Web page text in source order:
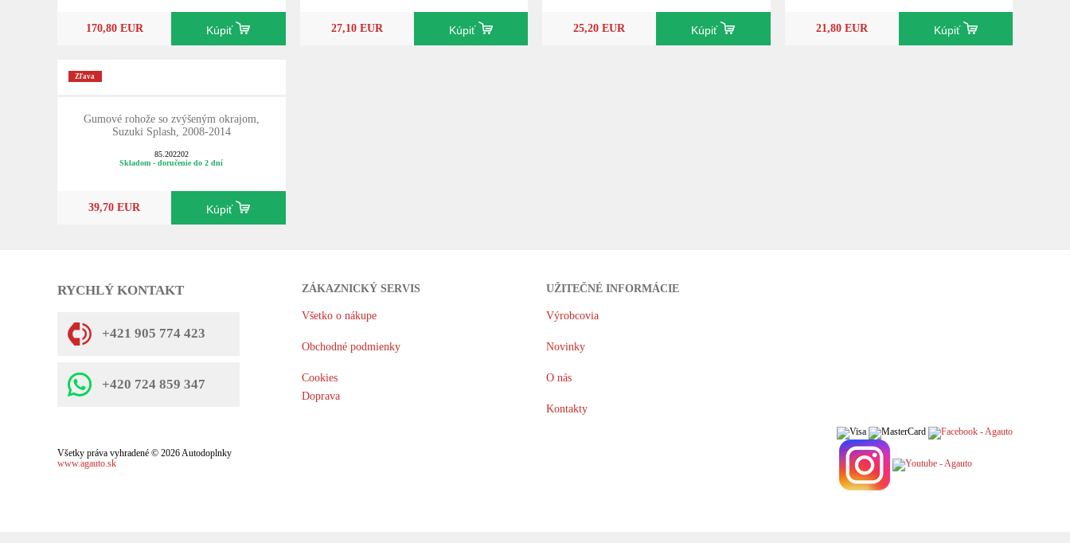
170,80 EUR Kúpiť 27,10 EUR Kúpiť 25,20 EUR Kúpiť 21,80 EUR Kúpiť
Zľava
Gumové rohože so zvýšeným okrajom,
Suzuki Splash, 2008-2014
85.202202
Skladom - doručenie do 2 dní
39,70 EUR Kúpiť
RYCHLÝ KONTAKT
+421 905 774 423
+420 724 859 347
ZÁKAZNICKÝ SERVIS
Všetko o nákupe
Obchodné podmienky
Cookies
Doprava
UŽITEČNÉ INFORMÁCIE
Výrobcovia
Novinky
O nás
Kontakty
Všetky práva vyhradené © 2026 Autodoplnky
www.agauto.sk